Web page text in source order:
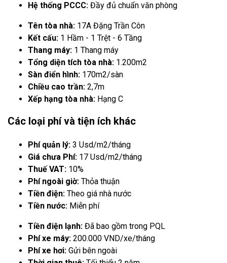
Hệ thống PCCC: Đầy đủ chuẩn văn phòng
Tên tòa nhà: 17A Đặng Trần Côn
Kết cấu: 1 Hầm - 1 Trệt - 6 Tầng
Thang máy: 1 Thang máy
Tổng diện tích tòa nhà: 1.200m2
Sàn điển hình: 170m2/sàn
Chiều cao trần: 2,7m
Xếp hạng tòa nhà: Hạng C
Các loại phí và tiện ích khác
Phí quản lý: 3 Usd/m2/tháng
Giá chưa Phí: 17 Usd/m2/tháng
Thuế VAT: 10%
Phí ngoài giờ: Thỏa thuận
Tiền điện: Theo giá nhà nước
Tiền nước: Miễn phí
Tiền điện lạnh: Đã bao gồm trong PQL
Phí xe máy: 200.000 VND/xe/tháng
Phí xe hơi: Gửi bên ngoài